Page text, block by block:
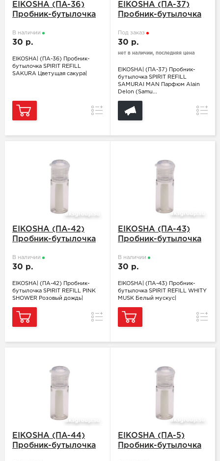
EIKOSHA (ПA-36)
Пробник-бутылочка
SAKURA Цветущая
сакура
В наличии
30 р.
EIKOSHA| (ПA-36) Пробник-
бутылочка SPIRIT REFILL
SAKURA Цветущая сакура|
Сравнение
EIKOSHA (ПA-37)
Пробник-бутылочка
SAMURAI MAN
Парфюм Alain Delon
(Samurai)
Под заказ
30 р.
нет в наличии, последняя цена
EIKOSHA| (ПA-37) Пробник-
бутылочка SPIRIT REFILL
SAMURAI MAN Парфюм Alain
Delon (Samu...
EIKOSHA (ПA-42)
Пробник-бутылочка
SHOWER Розовый
дождь
В наличии
30 р.
EIKOSHA| (ПA-42) Пробник-
бутылочка SPIRIT REFILL PINK
SHOWER Розовый дождь|
Сравнение
EIKOSHA (ПA-43)
Пробник-бутылочка
MUSK Белый мускус
В наличии
30 р.
EIKOSHA| (ПA-43) Пробник-
бутылочка SPIRIT REFILL WHITY
MUSK Белый мускус|
EIKOSHA (ПA-44)
Пробник-бутылочка
EIKOSHA (ПA-5)
Пробник-бутылочка